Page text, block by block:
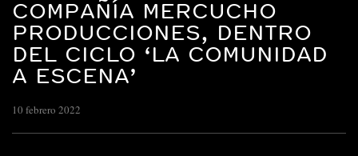
COMPAÑÍA MERCUCHO
PRODUCCIONES, DENTRO
DEL CICLO ‘LA COMUNIDAD
A ESCENA’
10 febrero 2022